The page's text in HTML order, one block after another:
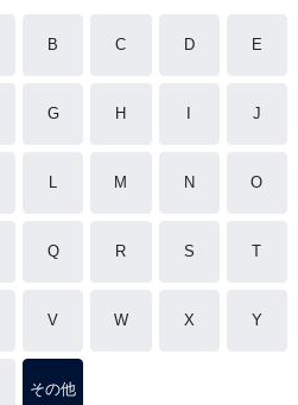
B C D E
G H J
L M N O
Q R S T
V W X Y
その他